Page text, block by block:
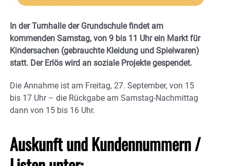
In der Turnhalle der Grundschule findet am
kommenden Samstag, von 9 bis 11 Uhr ein Markt für
Kindersachen (gebrauchte Kleidung und Spielwaren)
statt. Der Erlös wird an soziale Projekte gespendet.
Die Annahme ist am Freitag, 27. September, von 15
bis 17 Uhr – die Rückgabe am Samstag-Nachmittag
dann von 15 bis 16 Uhr.
Auskunft und Kundennummern /